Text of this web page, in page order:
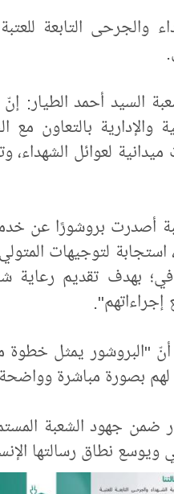
والجرحى التابعة
السيد أحمد الطيار:
والإدارية بالتعاون
ميدانية لعوائل
أصدرت بروشورًا عن
لتوجيهات
بهدف تقديم رعاية
أنّ "البروشور يمثل
لهم بصورة مباشرة
ضمن جهود الشعبة
نطاق رسالتها